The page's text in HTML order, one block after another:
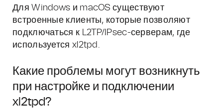
Для Windows и macOS существуют
встроенные клиенты, которые позволяют
подключаться к L2TP/IPsec-серверам, где
используется xl2tpd.
Какие проблемы могут возникнуть
при настройке и подключении
xl2tpd?